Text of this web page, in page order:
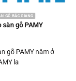
GỖ BẮC GIANG
gỗ PAMY
gỗ PAMY nằm ở
la